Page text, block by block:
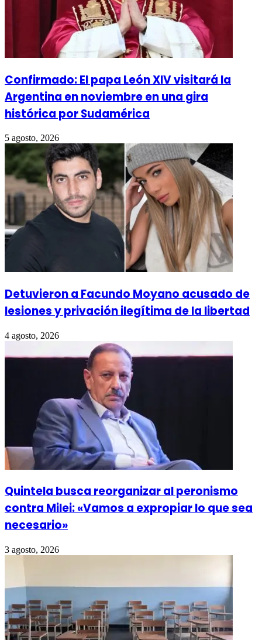
Confirmado: El papa León XIV visitará la
Argentina en noviembre en una gira
histórica por Sudamérica
5 agosto, 2026
Detuvieron a Facundo Moyano acusado de
lesiones y privación ilegítima de la libertad
4 agosto, 2026
Quintela busca reorganizar al peronismo
contra Milei: «Vamos a expropiar lo que sea
necesario»
3 agosto, 2026